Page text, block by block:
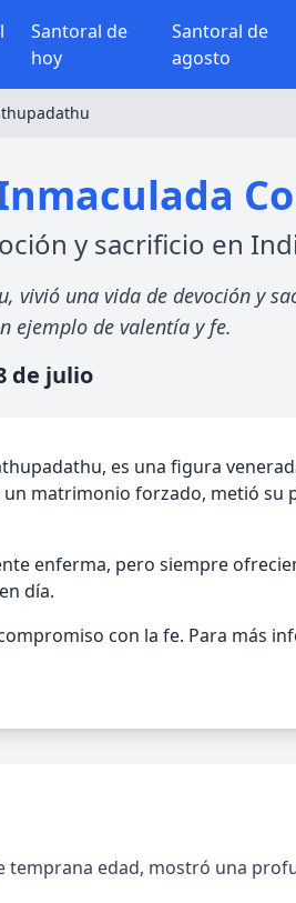
Santoral de
hoy
Santoral de
agosto
y sacrificio en
una vida de devoción y
ejemplo de valentía y fe.
de julio
es una figura
matrimonio forzado, metió
enferma, pero siempre
día.
con la fe. Para más
edad, mostró una